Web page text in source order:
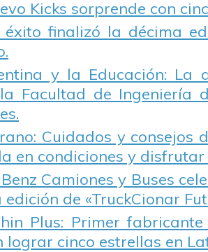
Kicks sorprende con
finalizó la décima
y la Educación: La
Facultad de Ingeniería
Cuidados y consejos
en condiciones y disfrutar
Camiones y Buses
de «TruckCionar
Plus: Primer
lograr cinco estrellas en